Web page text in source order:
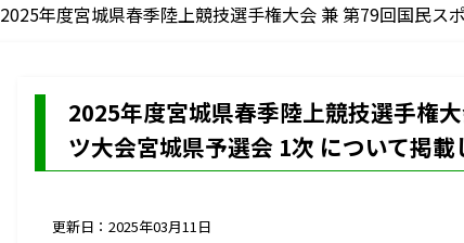
2025年度宮城県春季陸上競技選手権大会 兼 第79回国民ス
2025年度宮城県春季陸上競技選手権
ツ大会宮城県予選会 1次 について掲載
更新日：2025年03月11日